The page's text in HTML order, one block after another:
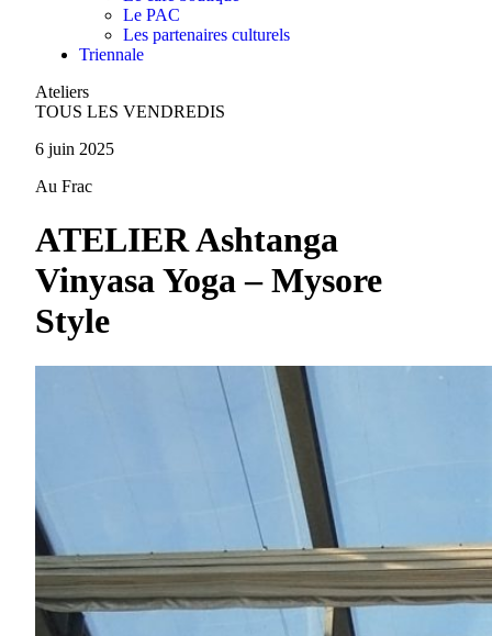
Le PAC
Les partenaires culturels
Triennale
Ateliers
TOUS LES VENDREDIS
6 juin 2025
Au Frac
ATELIER Ashtanga
Vinyasa Yoga – Mysore
Style